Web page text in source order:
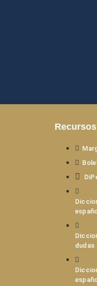
Recursos
dudas